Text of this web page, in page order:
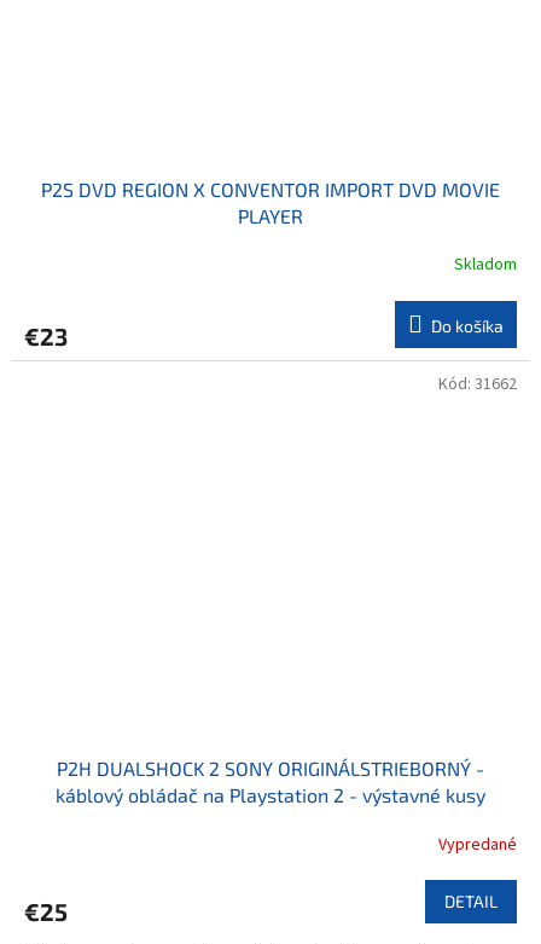
P2S DVD REGION X CONVENTOR IMPORT DVD MOVIE
PLAYER
Skladom
€23 Do košíka
P2H DUALSHOCK 2 SONY ORIGINÁLSTRIEBORNÝ -
káblový obládač na Playstation 2 - výstavné kusy
Vypredané
€25 DETAIL
Kód: 31662